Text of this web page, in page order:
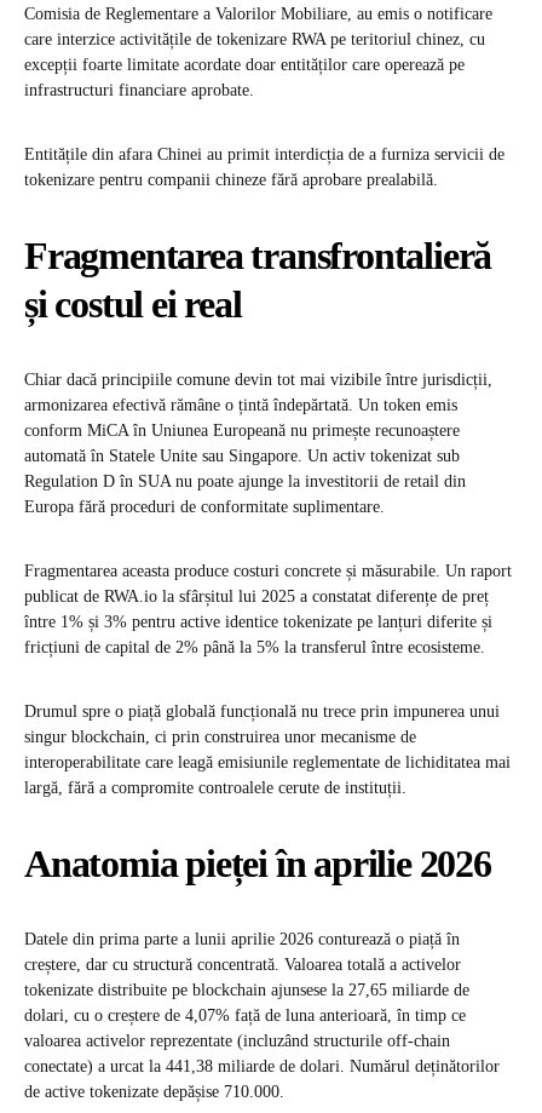
Comisia de Reglementare a Valorilor Mobiliare, au emis o notificare
care interzice activitățile de tokenizare RWA pe teritoriul chinez, cu
excepții foarte limitate acordate doar entităților care operează pe
infrastructuri financiare aprobate.
Entitățile din afara Chinei au primit interdicția de a furniza servicii de
tokenizare pentru companii chineze fără aprobare prealabilă.
Fragmentarea transfrontalieră
și costul ei real
Chiar dacă principiile comune devin tot mai vizibile între jurisdicții,
armonizarea efectivă rămâne o țintă îndepărtată. Un token emis
conform MiCA în Uniunea Europeană nu primește recunoaștere
automată în Statele Unite sau Singapore. Un activ tokenizat sub
Regulation D în SUA nu poate ajunge la investitorii de retail din
Europa fără proceduri de conformitate suplimentare.
Fragmentarea aceasta produce costuri concrete și măsurabile. Un raport
publicat de RWA.io la sfârșitul lui 2025 a constatat diferențe de preț
între 1% și 3% pentru active identice tokenizate pe lanțuri diferite și
fricțiuni de capital de 2% până la 5% la transferul între ecosisteme.
Drumul spre o piață globală funcțională nu trece prin impunerea unui
singur blockchain, ci prin construirea unor mecanisme de
interoperabilitate care leagă emisiunile reglementate de lichiditatea mai
largă, fără a compromite controalele cerute de instituții.
Anatomia pieței în aprilie 2026
Datele din prima parte a lunii aprilie 2026 conturează o piață în
creștere, dar cu structură concentrată. Valoarea totală a activelor
tokenizate distribuite pe blockchain ajunsese la 27,65 miliarde de
dolari, cu o creștere de 4,07% față de luna anterioară, în timp ce
valoarea activelor reprezentate (incluzând structurile off-chain
conectate) a urcat la 441,38 miliarde de dolari. Numărul deținătorilor
de active tokenizate depășise 710.000.